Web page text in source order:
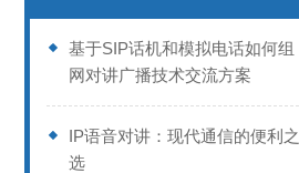
基于SIP话机和模拟电话如何组
网对讲广播技术交流方案
IP语音对讲：现代通信的便利之
选